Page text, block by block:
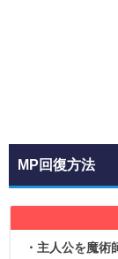
MP回復方法
・主人公を魔術